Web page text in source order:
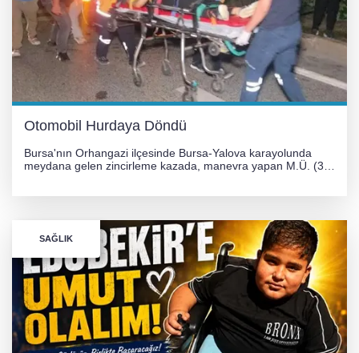
Otomobil Hurdaya Döndü
Bursa'nın Orhangazi ilçesinde Bursa-Yalova karayolunda
meydana gelen zincirleme kazada, manevra yapan M.Ü. (35)
SAĞLIK